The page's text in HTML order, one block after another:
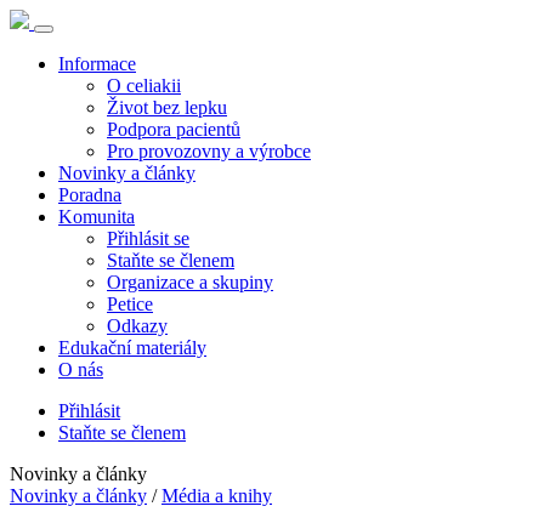
Informace
O celiakii
Život bez lepku
Podpora pacientů
Pro provozovny a výrobce
Novinky a články
Poradna
Komunita
Přihlásit se
Staňte se členem
Organizace a skupiny
Petice
Odkazy
Edukační materiály
O nás
Přihlásit
Staňte se členem
Novinky a články
Novinky a články / Média a knihy